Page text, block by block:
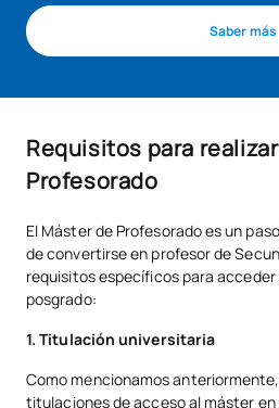
Saber más
Requisitos para
Profesorado
El Máster de Profesorado es un
de convertirse en profesor de
requisitos específicos para
posgrado:
1. Titulación universitaria
Como mencionamos
titulaciones de acceso al máster